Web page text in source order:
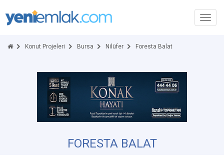
Konut Projeleri Bursa Nilüfer Foresta Balat
FORESTA BALAT